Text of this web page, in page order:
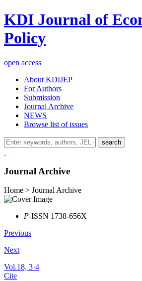
KDI Journal of
Policy
open access
About KDIJEP
For Authors
Submission
Journal Archive
NEWS
Browse list of issues
search
Journal Archive
Home > Journal Archive
P-ISSN 1738-656X
Previous
Next
Vol.18, 3·4
Cite